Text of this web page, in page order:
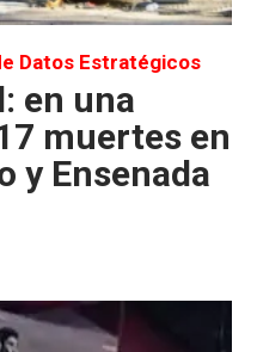
Datos Estratégicos
en una
muertes en
y Ensenada